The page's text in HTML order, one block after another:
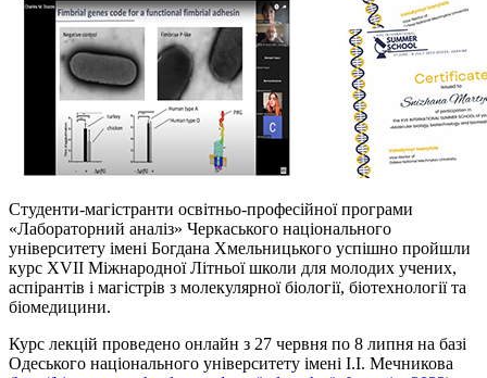
Студенти-магістранти освітньо-професійної програми
«Лабораторний аналіз» Черкаського національного
університету імені Богдана Хмельницького успішно пройшли
курс XVII Міжнародної Літньої школи для молодих учених,
аспірантів і магістрів з молекулярної біології, біотехнології та
біомедицини.
Курс лекцій проведено онлайн з 27 червня по 8 липня на базі
Одеського національного університету імені І.І. Мечникова